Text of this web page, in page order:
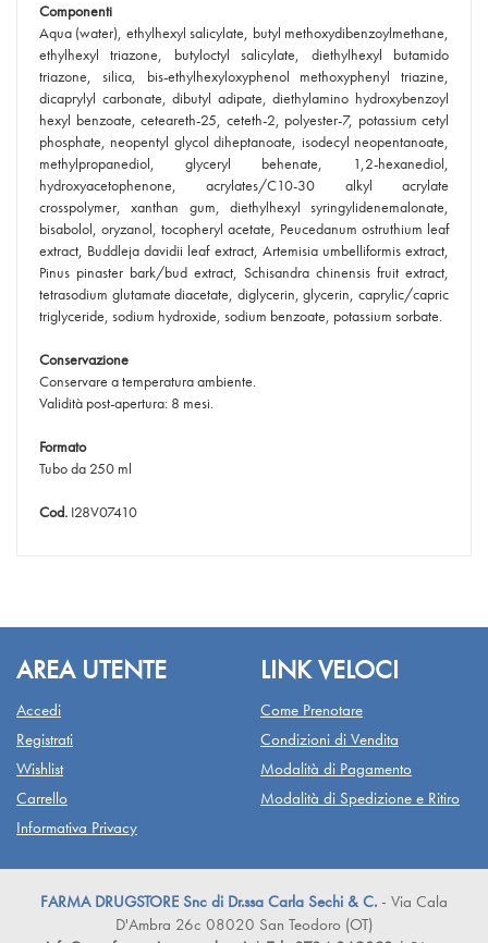
Componenti
Aqua (water), ethylhexyl salicylate, butyl methoxydibenzoylmethane,
ethylhexyl triazone, butyloctyl salicylate, diethylhexyl butamido
triazone, silica, bis-ethylhexyloxyphenol methoxyphenyl triazine,
dicaprylyl carbonate, dibutyl adipate, diethylamino hydroxybenzoyl
hexyl benzoate, ceteareth-25, ceteth-2, polyester-7, potassium cetyl
phosphate, neopentyl glycol diheptanoate, isodecyl neopentanoate,
methylpropanediol, glyceryl behenate, 1,2-hexanediol,
hydroxyacetophenone, acrylates/C10-30 alkyl acrylate
crosspolymer, xanthan gum, diethylhexyl syringylidenemalonate,
bisabolol, oryzanol, tocopheryl acetate, Peucedanum ostruthium leaf
extract, Buddleja davidii leaf extract, Artemisia umbelliformis extract,
Pinus pinaster bark/bud extract, Schisandra chinensis fruit extract,
tetrasodium glutamate diacetate, diglycerin, glycerin, caprylic/capric
triglyceride, sodium hydroxide, sodium benzoate, potassium sorbate.
Conservazione
Conservare a temperatura ambiente.
Validità post-apertura: 8 mesi.
Formato
Tubo da 250 ml
Cod. I28V07410
AREA UTENTE
Accedi
Registrati
Wishlist
Carrello
Informativa Privacy
LINK VELOCI
Come Prenotare
Condizioni di Vendita
Modalità di Pagamento
Modalità di Spedizione e Ritiro
FARMA DRUGSTORE Snc di Dr.ssa Carla Sechi & C. - Via Cala
D'Ambra 26c 08020 San Teodoro (OT)